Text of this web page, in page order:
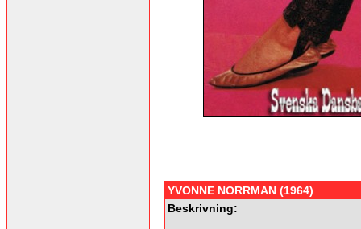
YVONNE NORRMAN (1964)
Beskrivning: